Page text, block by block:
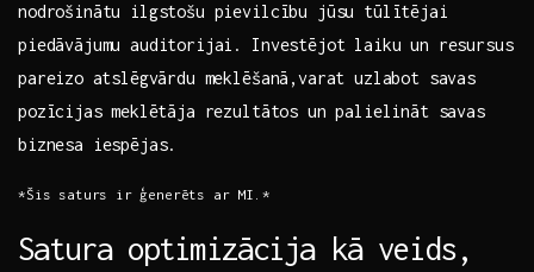
nodrošinātu ilgstošu pievilcību jūsu tūlītējai
piedāvājumu auditorijai. Investējot‍ laiku ‌un resursus⁣
pareizo⁢ atslēgvārdu meklēšanā,varat uzlabot savas
pozīcijas⁤ meklētāja rezultātos un palielināt savas‍
biznesa iespējas.
*Šis saturs ir ⁤ģenerēts ar⁢ MI.*
Satura optimizācija kā‌ veids,